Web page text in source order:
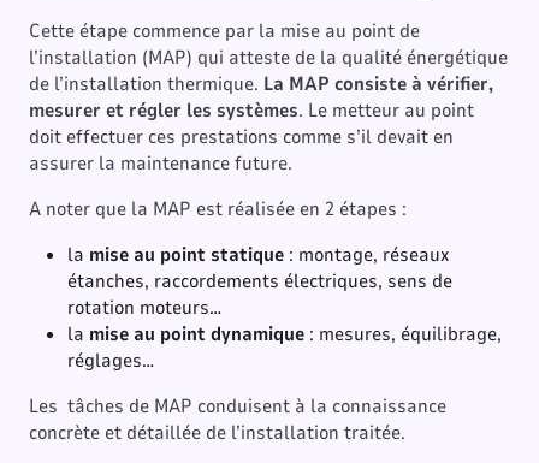
Cette étape commence par la mise au point de
l’installation (MAP) qui atteste de la qualité énergétique
de l’installation thermique. La MAP consiste à vérifier,
mesurer et régler les systèmes. Le metteur au point
doit effectuer ces prestations comme s’il devait en
assurer la maintenance future.
A noter que la MAP est réalisée en 2 étapes :
la mise au point statique : montage, réseaux
étanches, raccordements électriques, sens de
rotation moteurs…
la mise au point dynamique : mesures, équilibrage,
réglages…
Les tâches de MAP conduisent à la connaissance
concrète et détaillée de l’installation traitée.